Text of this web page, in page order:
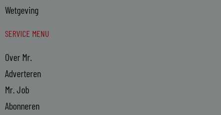
Wetgeving
SERVICE MENU
Over Mr.
Adverteren
Mr. Job
Abonneren